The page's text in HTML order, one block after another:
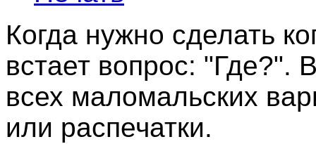
Когда нужно сделать
встает вопрос: "Где?".
всех маломальских
или распечатки.